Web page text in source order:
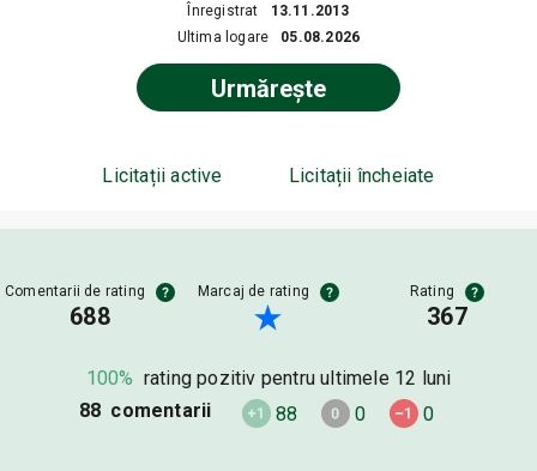
Înregistrat
13.11.2013
Ultima logare
05.08.2026
Urmărește
Licitații active Licitații încheiate
Comentarii de rating
688
Marcaj de rating Rating
367
100% rating pozitiv pentru ultimele 12 luni
88 comentarii
88 0 0